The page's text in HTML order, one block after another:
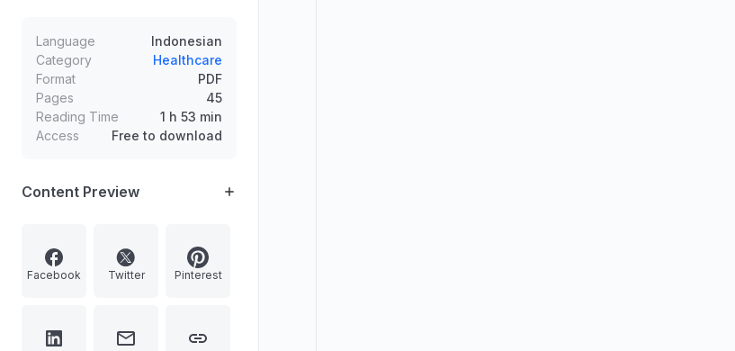
Language
Indonesian
Category
Healthcare
Format
PDF
Pages
45
Reading Time
1 h 53 min
Access
Free to download
Content Preview
Facebook Twitter Pinterest